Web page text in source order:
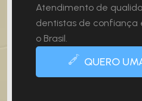
Atendimento de
dentistas de confiança
o Brasil.
QUERO